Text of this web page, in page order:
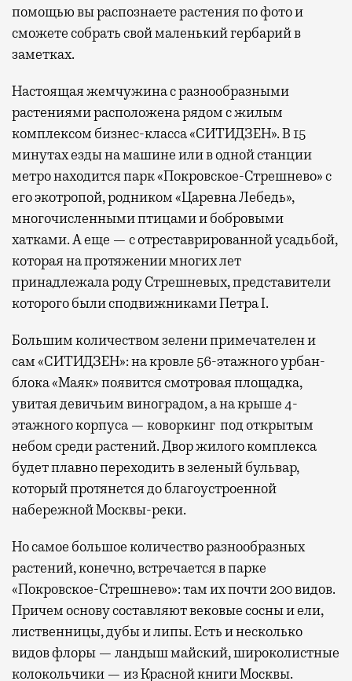
помощью вы распознаете растения по фото и
сможете собрать свой маленький гербарий в
заметках.
Настоящая жемчужина с разнообразными
растениями расположена рядом с жилым
комплексом бизнес-класса «СИТИДЗЕН». В 15
минутах езды на машине или в одной станции
метро находится парк «Покровское-Стрешнево» с
его экотропой, родником «Царевна Лебедь»,
многочисленными птицами и бобровыми
хатками. А еще — с отреставрированной усадьбой,
которая на протяжении многих лет
принадлежала роду Стрешневых, представители
которого были сподвижниками Петра I.
Большим количеством зелени примечателен и
сам «СИТИДЗЕН»: на кровле 56-этажного урбан-
блока «Маяк» появится смотровая площадка,
увитая девичьим виноградом, а на крыше 4-
этажного корпуса — коворкинг под открытым
небом среди растений. Двор жилого комплекса
будет плавно переходить в зеленый бульвар,
который протянется до благоустроенной
набережной Москвы-реки.
Но самое большое количество разнообразных
растений, конечно, встречается в парке
«Покровское-Стрешнево»: там ихпочти 200 видов.
Причем основу составляют вековые сосны и ели,
лиственницы, дубы и липы. Есть и несколько
видов флоры — ландыш майский, широколистные
колокольчики — из Красной книги Москвы.